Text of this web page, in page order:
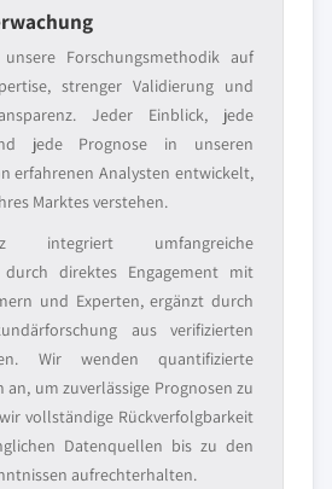
Forschungsmethodik auf
strenger Validierung und
Jeder Einblick, jede
jede Prognose in unseren
erfahrenen Analysten entwickelt,
Marktes verstehen.
integriert umfangreiche
durch direktes Engagement mit
und Experten, ergänzt durch
aus verifizierten
Wir wenden quantifizierte
an, um zuverlässige Prognosen zu
vollständige Rückverfolgbarkeit
Datenquellen bis zu den
aufrechterhalten.